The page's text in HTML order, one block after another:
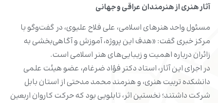
آثار هنری از هنرمندان عراقی و جهانی
مسئول واحد هنرهای اسلامی، علی فلاح علیوی، در گفت‌وگو با
مرکز خبری گفت: «هدف این پروژه، آموزش و آگاهی‌بخشی به
زائران درباره اهمیت و زیبایی‌های هنر اسلامی است.
در اجرای این آثار، استاد دکتر فؤاد ضرغام، عضو هیئت علمی
دانشکده تربیت هنری، و هنرمند محمد مدحتی از استان بابل
شرکت داشتند؛ نخستین اثر، تابلویی بود که حرکت کاروان اربعین